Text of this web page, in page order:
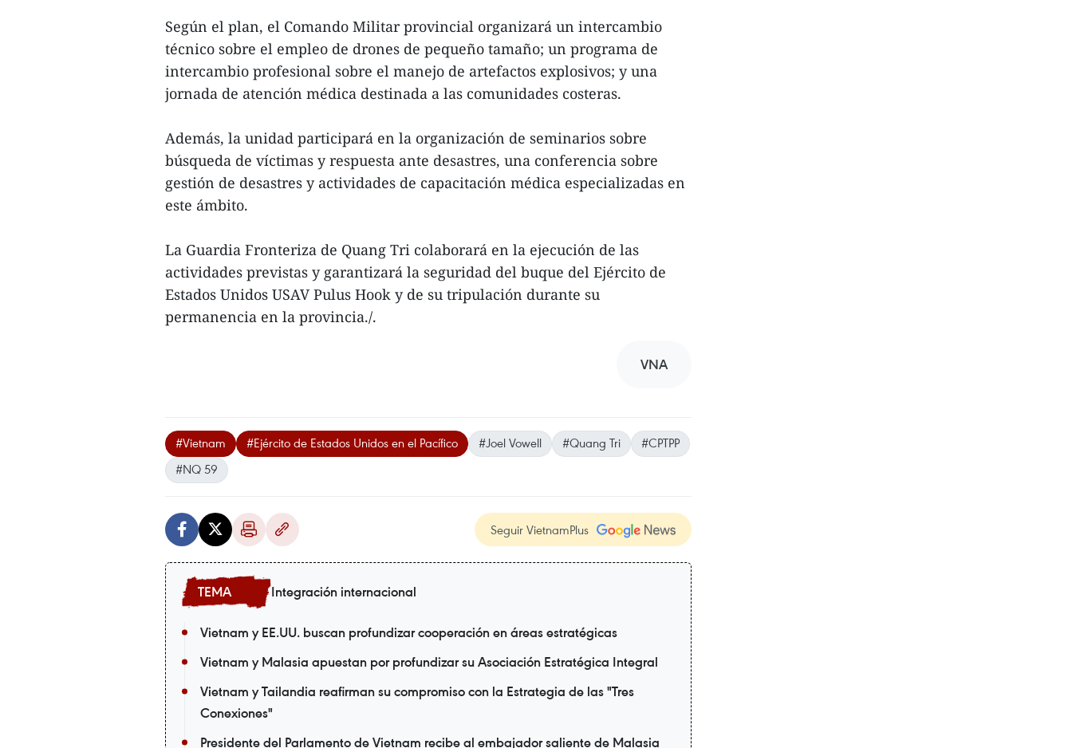
Según el plan, el Comando Militar provincial organizará un intercambio
técnico sobre el empleo de drones de pequeño tamaño; un programa de
intercambio profesional sobre el manejo de artefactos explosivos; y una
jornada de atención médica destinada a las comunidades costeras.
Además, la unidad participará en la organización de seminarios sobre
búsqueda de víctimas y respuesta ante desastres, una conferencia sobre
gestión de desastres y actividades de capacitación médica especializadas en
este ámbito.
La Guardia Fronteriza de Quang Tri colaborará en la ejecución de las
actividades previstas y garantizará la seguridad del buque del Ejército de
Estados Unidos USAV Pulus Hook y de su tripulación durante su
permanencia en la provincia./.
VNA
#Vietnam #Ejército de Estados Unidos en el Pacífico #Joel Vowell #Quang Tri
#CPTPP
#NQ 59
Seguir VietnamPlus
Integración internacional
Vietnam y EE.UU. buscan profundizar cooperación en áreas estratégicas
Vietnam y Malasia apuestan por profundizar su Asociación Estratégica Integral
Vietnam y Tailandia reafirman su compromiso con la Estrategia de las "Tres
Conexiones"
Presidente del Parlamento de Vietnam recibe al embajador saliente de Malasia